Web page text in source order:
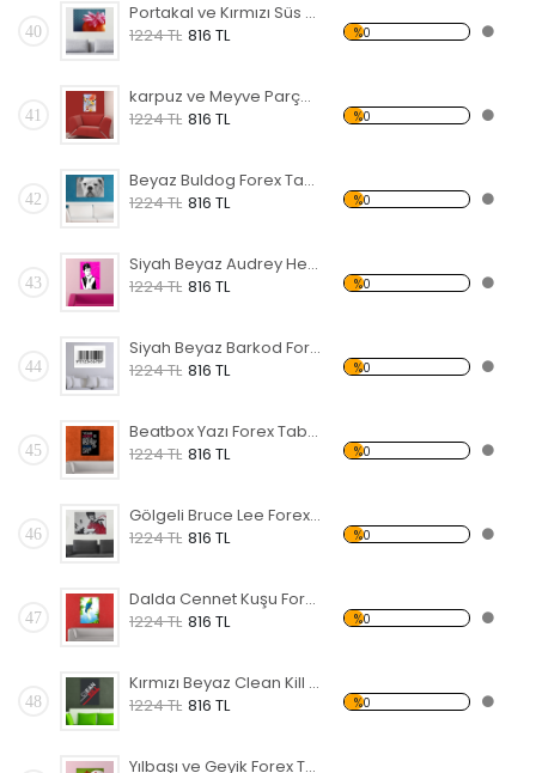
40
Portakal ve Kırmızı Süs Forex Tablo
1224 TL 816 TL %0
41
karpuz ve Meyve Parçaları Forex Tablo
1224 TL 816 TL %0
42
Beyaz Buldog Forex Tablo
1224 TL 816 TL %0
43
Siyah Beyaz Audrey Hepburn Forex Tablo
1224 TL 816 TL %0
44
Siyah Beyaz Barkod Forex Tablo
1224 TL 816 TL %0
45
Beatbox Yazı Forex Tablo
1224 TL 816 TL %0
46
Gölgeli Bruce Lee Forex Tablo
1224 TL 816 TL %0
47
Dalda Cennet Kuşu Forex Tablo
1224 TL 816 TL %0
48
Kırmızı Beyaz Clean Kill Forex Tablo
1224 TL 816 TL %0
Yılbaşı ve Geyik Forex Tablo